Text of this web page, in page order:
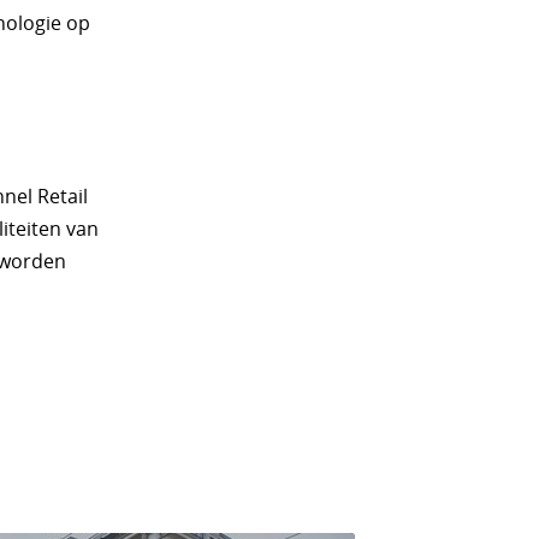
op
Retail
van